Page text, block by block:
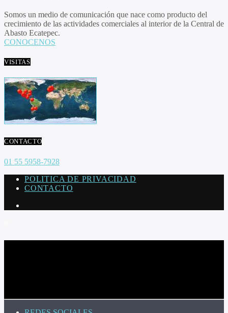
Somos un medio de comunicación que nace como producto del
crecimiento de las actividades comerciales al interior de la Central de
Abasto Ecatepec.
CONOCENOS
VISITAS
CONTACTO
01 55 5958-7928
POLITICA DE PRIVACIDAD
CONTACTO